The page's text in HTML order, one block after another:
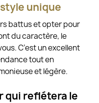
unique
battus et opter pour
du caractère, le
C’est un excellent
tout en
et légère.
qui reflétera le